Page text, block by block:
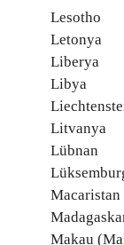
Lesotho
Letonya
Liberya
Libya
Litvanya
Lübnan
Macaristan
Makau